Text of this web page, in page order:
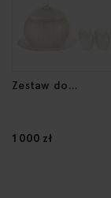
Zestaw do
1 000 zł